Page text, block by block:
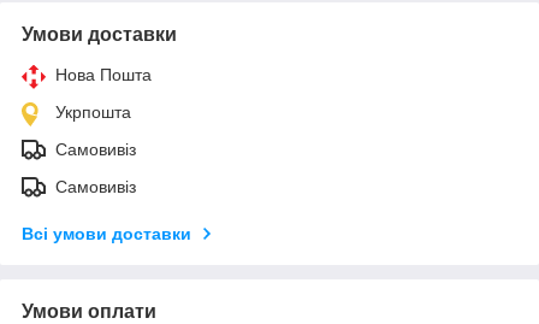
Умови доставки
Нова Пошта
Укрпошта
Самовивіз
Самовивіз
Всі умови доставки
Умови оплати